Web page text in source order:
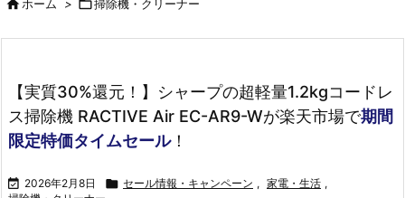
ホーム > 掃除機・クリーナー
【実質30%還元！】シャープの超軽量1.2kgコードレ
ス掃除機 RACTIVE Air EC-AR9-Wが楽天市場で期間
限定特価タイムセール！
 2026年2月8日  セール情報・キャンペーン , 家電・生活 ,